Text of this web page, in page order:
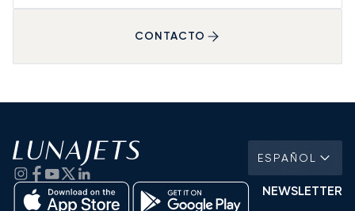
CONTACTO
ESPAÑOL
NEWSLETTER